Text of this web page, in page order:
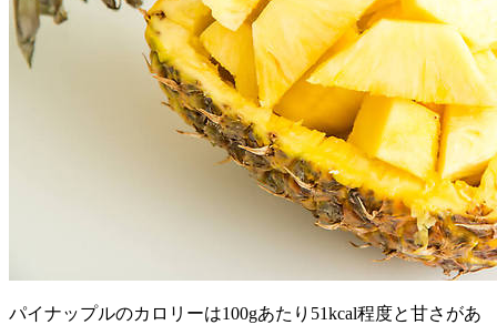
パイナップルのカロリーは100gあたり51kcal程度と甘さがあ